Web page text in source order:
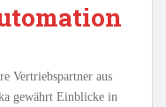
Vertriebspartner aus
gewährt Einblicke in